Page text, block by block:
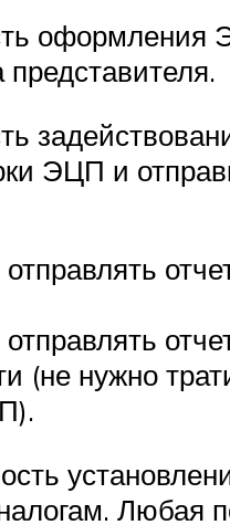
оформления
ЭЦП и
(не нужно
Любая